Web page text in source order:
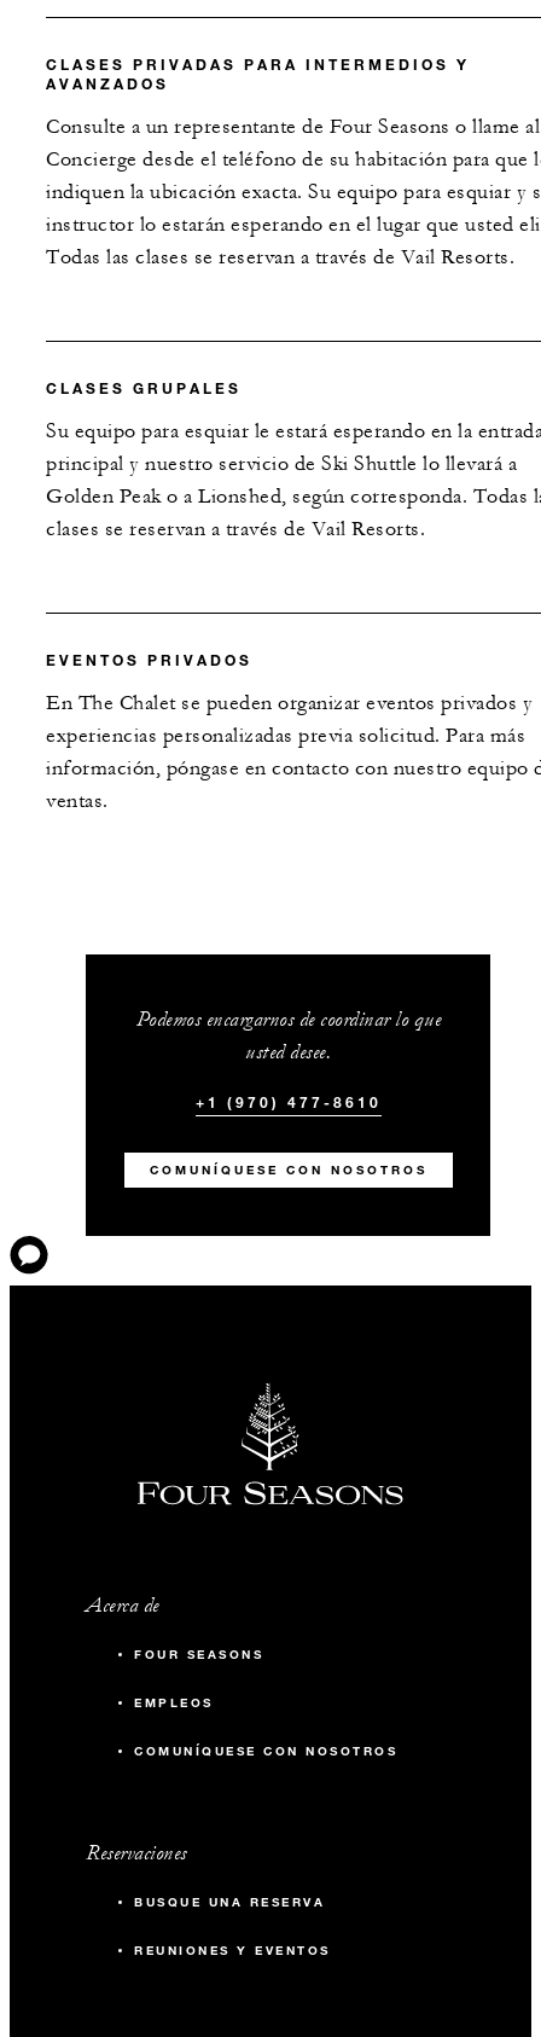
CLASES PRIVADAS PARA INTERMEDIOS Y
AVANZADOS
Consulte a un representante de Four Seasons o llame al
Concierge desde el teléfono de su habitación para que
indiquen la ubicación exacta. Su equipo para esquiar y
instructor lo estarán esperando en el lugar que usted
Todas las clases se reservan a través de Vail Resorts.
CLASES GRUPALES
Su equipo para esquiar le estará esperando en la
principal y nuestro servicio de Ski Shuttle lo llevará a
Golden Peak o a Lionshed, según corresponda. Todas
clases se reservan a través de Vail Resorts.
EVENTOS PRIVADOS
En The Chalet se pueden organizar eventos privados y
experiencias personalizadas previa solicitud. Para más
información, póngase en contacto con nuestro equipo
ventas.
Podemos encargarnos de coordinar lo que
usted desee.
+1 (970) 477-8610
COMUNÍQUESE CON NOSOTROS
Acerca de
FOUR SEASONS
EMPLEOS
COMUNÍQUESE CON NOSOTROS
Reservaciones
BUSQUE UNA RESERVA
REUNIONES Y EVENTOS